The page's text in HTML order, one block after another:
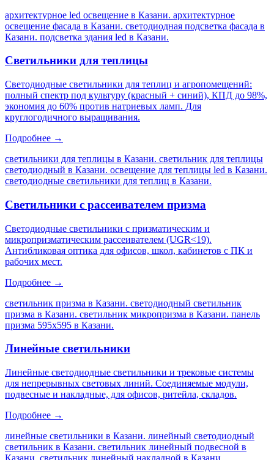
архитектурное led освещение в Казани. архитектурное
освещение фасада в Казани. светодиодная подсветка фасада в
Казани. подсветка здания led в Казани.
Светильники для теплицы
Светодиодные светильники для теплиц и агропомещений:
полный спектр под культуру (красный + синий), КПД до 98%,
экономия до 60% против натриевых ламп. Для
круглогодичного выращивания.
Подробнее →
светильники для теплицы в Казани. светильник для теплицы
светодиодный в Казани. освещение для теплицы led в Казани.
светодиодные светильники для теплиц в Казани.
Светильники с рассеивателем призма
Светодиодные светильники с призматическим и
микропризматическим рассеивателем (UGR<19).
Антибликовая оптика для офисов, школ, кабинетов с ПК и
рабочих мест.
Подробнее →
светильник призма в Казани. светодиодный светильник
призма в Казани. светильник микропризма в Казани. панель
призма 595х595 в Казани.
Линейные светильники
Линейные светодиодные светильники и трековые системы
для непрерывных световых линий. Соединяемые модули,
подвесные и накладные, для офисов, ритейла, складов.
Подробнее →
линейные светильники в Казани. линейный светодиодный
светильник в Казани. светильник линейный подвесной в
Казани. светильник линейный накладной в Казани